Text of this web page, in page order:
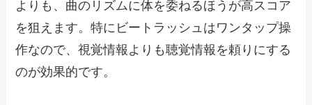
よりも、曲のリズムに体を委ねるほうが高スコア
を狙えます。特にビートラッシュはワンタップ操
作なので、視覚情報よりも聴覚情報を頼りにする
のが効果的です。